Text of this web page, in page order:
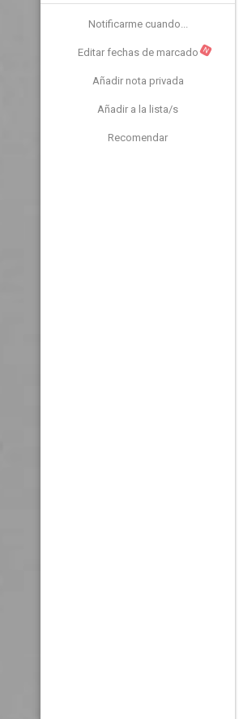
Notificarme cuando...
Editar fechas de marcado N
Añadir nota privada
Añadir a la lista/s
Recomendar